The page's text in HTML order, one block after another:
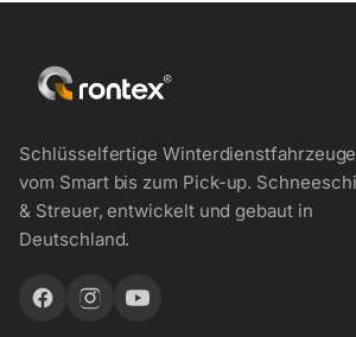
Schlüsselfertige
vom Smart bis zum Pick-up.
& Streuer, entwickelt und gebaut in
Deutschland.